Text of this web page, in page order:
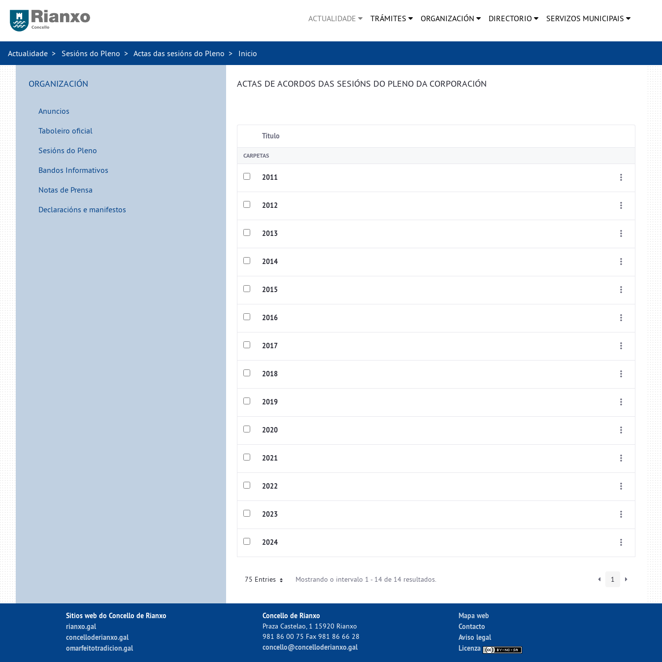
ACTUALIDADE TRÁMITES ORGANIZACIÓN DIRECTORIO SERVIZOS MUNICIPAIS
Actualidade Sesións do Pleno Actas das sesións do Pleno Inicio
ORGANIZACIÓN
Anuncios
Taboleiro oficial
Sesións do Pleno
Bandos Informativos
Notas de Prensa
Declaracións e manifestos
ACTAS DE ACORDOS DAS SESIÓNS DO PLENO DA CORPORACIÓN
Título
CARPETAS
2011
2012
2013
2014
2015
2016
2017
2018
2019
2020
2021
2022
2023
2024
75 Entries Mostrando o intervalo 1 - 14 de 14 resultados. 1
Sitios web do Concello de Rianxo
rianxo.gal
concelloderianxo.gal
omarfeitotradicion.gal
Concello de Rianxo
Praza Castelao, 1 15920 Rianxo
981 86 00 75 Fax 981 86 66 28
concello@concelloderianxo.gal
Mapa web
Contacto
Aviso legal
Licenza